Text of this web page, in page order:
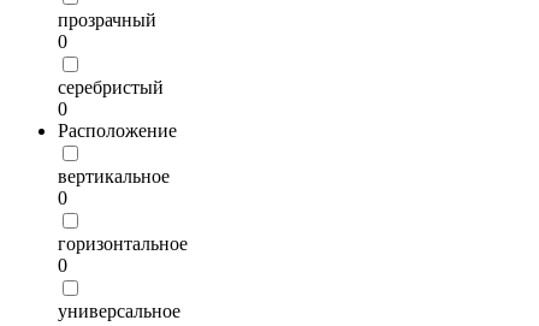
прозрачный
0
серебристый
0
Расположение
вертикальное
0
горизонтальное
0
универсальное